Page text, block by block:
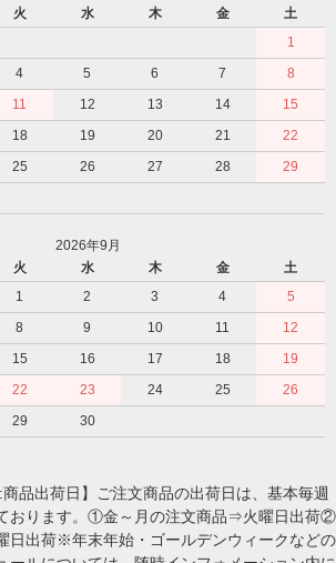
火 水 木 金
土
1
4 5 6 7
8
11 12 13 14
15
18 19 20 21
22
25 26 27 28
29
2026年9月
火 水 木 金
土
1
2 3 4
5
8 9 10 11
12
15 16 17 18
19
22 23 24 25
26
29 30
商品出荷日】ご注文商品の出荷日は、基本毎週
おります。①金～月の注文商品⇒火曜日出荷②
日出荷※年末年始・ゴールデンウィークなどの